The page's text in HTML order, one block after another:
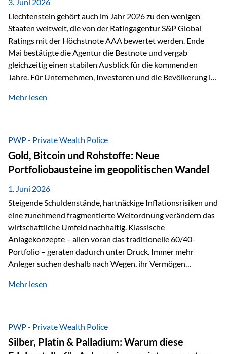
Liechtenstein gehört auch im Jahr 2026 zu den wenigen
Staaten weltweit, die von der Ratingagentur S&P Global
Ratings mit der Höchstnote AAA bewertet werden. Ende
Mai bestätigte die Agentur die Bestnote und vergab
gleichzeitig einen stabilen Ausblick für die kommenden
Jahre. Für Unternehmen, Investoren und die Bevölkerung ist
finanzielle Stabilität des Landes sowie das Vertrauen
trotz Herausforderungen Die weltwirtschaftlichen
Rahmenbedingungen bleiben anspruchsvoll. Geopolitische
Unsicherheiten, eine verhaltene Investitionstätigkeit und
eine schwächere Nachfrage in wichtigen Exportmärkten
beeinflussen auch die liechtensteinische Wirtschaft.
Dennoch sieht…
Mehr lesen
PWP - Private Wealth Police
Gold, Bitcoin und Rohstoffe: Neue
Portfoliobausteine im geopolitischen Wandel
1. Juni 2026
Steigende Schuldenstände, hartnäckige Inflationsrisiken und
eine zunehmend fragmentierte Weltordnung verändern das
wirtschaftliche Umfeld nachhaltig. Klassische
Anlagekonzepte – allen voran das traditionelle 60/40-
Portfolio – geraten dadurch unter Druck. Immer mehr
Anleger suchen deshalb nach Wegen, ihr Vermögen
Unsicherheit abzusichern. Genau hier rücken reale und
monetäre Rolle zurück Gold erlebt derzeit eine
bemerkenswerte Renaissance als monetärer Wertspeicher.
Treiber sind Rekordkäufe der Zentralbanken, geopolitische
Mehr lesen
PWP - Private Wealth Police
Silber, Platin & Palladium: Warum diese